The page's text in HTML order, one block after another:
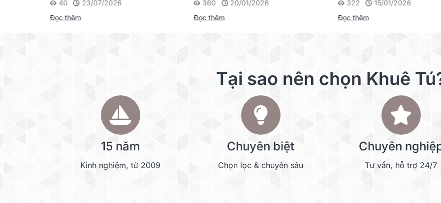
360
20/01/2026
Đọc thêm
322
15/01/2026
Đọc thêm
264
09/01/2026
Đọc thêm
Tại sao nên chọn Khuê
15 năm
Kinh nghiệm, từ 2009
Chuyên biệt
Chọn lọc & chuyên sâu
Chuyên
Tư vấn, hỗ trợ 24/7